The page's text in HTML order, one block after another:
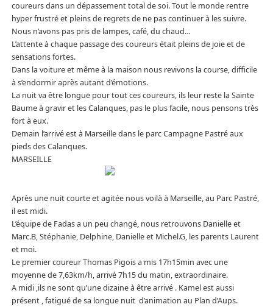
coureurs dans un dépassement total de soi. Tout le monde rentre
hyper frustré et pleins de regrets de ne pas continuer à les suivre.
Nous n’avons pas pris de lampes, café, du chaud…
L’attente à chaque passage des coureurs était pleins de joie et de
sensations fortes.
Dans la voiture et même à la maison nous revivons la course, difficile
à s’endormir après autant d’émotions.
La nuit va être longue pour tout ces coureurs, ils leur reste la Sainte
Baume à gravir et les Calanques, pas le plus facile, nous pensons très
fort à eux.
Demain l’arrivé est à Marseille dans le parc Campagne Pastré aux
pieds des Calanques.
MARSEILLE
Après une nuit courte et agitée nous voilà à Marseille, au Parc Pastré,
il est midi.
L’équipe de Fadas a un peu changé, nous retrouvons Danielle et
Marc.B, Stéphanie, Delphine, Danielle et Michel.G, les parents Laurent
et moi.
Le premier coureur Thomas Pigois a mis 17h15min avec une
moyenne de 7,63km/h, arrivé 7h15 du matin, extraordinaire.
A midi ,ils ne sont qu’une dizaine à être arrivé . Kamel est aussi
présent , fatigué de sa longue nuit d’animation au Plan d’Aups.